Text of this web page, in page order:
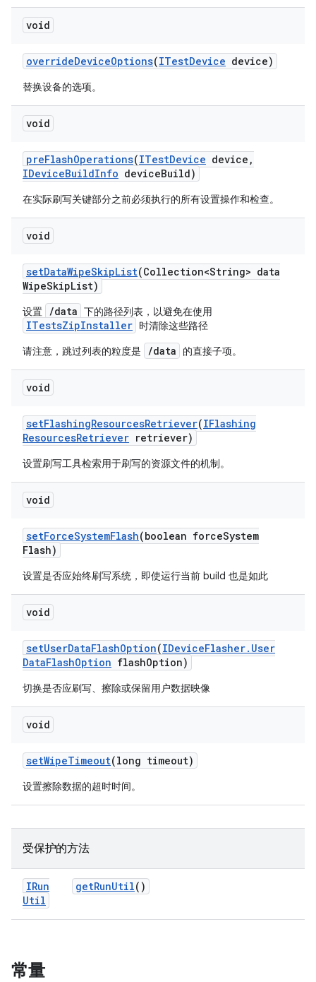
void
overrideDeviceOptions(ITestDevice device)
替换设备的选项。
void
preFlashOperations(ITestDevice device ,
IDeviceBuildInfo deviceBuild)
在实际刷写关键部分之前必须执行的所有设置操作和检查。
void
setDataWipeSkipList(Collection<String> data
WipeSkipList)
设置 /data 下的路径列表，以避免在使用
ITestsZipInstaller 时清除这些路径
请注意，跳过列表的粒度是
/data 的直接子项。
void
setFlashingResourcesRetriever(IFlashing
ResourcesRetriever retriever)
设置刷写工具检索用于刷写的资源文件的机制。
void
setForceSystemFlash(boolean forceSystem
Flash)
设置是否应始终刷写系统，即使运行当前 build 也是如此
void
setUserDataFlashOption(IDeviceFlasher. User
DataFlashOption flashOption)
切换是否应刷写、擦除或保留用户数据映像
void
setWipeTimeout(long timeout)
设置擦除数据的超时时间。
受保护的方法
IRun
Util
getRunUtil()
常量